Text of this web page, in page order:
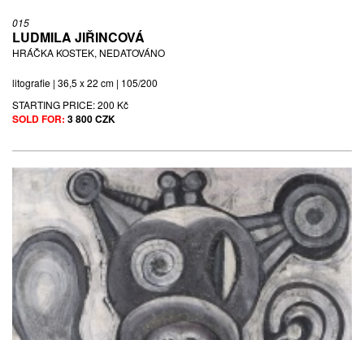
015
LUDMILA JIŘINCOVÁ
HRÁČKA KOSTEK, NEDATOVÁNO
litografie | 36,5 x 22 cm | 105/200
STARTING PRICE:200 Kč
SOLD FOR: 3 800 CZK